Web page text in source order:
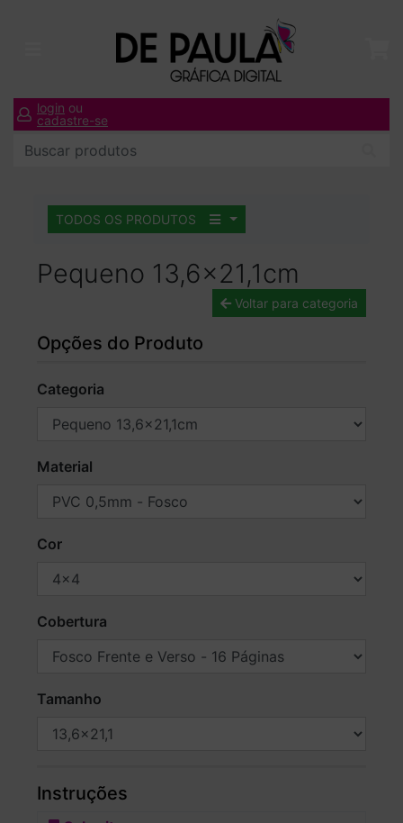
login ou
cadastre-se
TODOS OS PRODUTOS
Pequeno 13,6x21,1cm
Voltar para categoria
Opções do Produto
Categoria
Material
Cor
Cobertura
Tamanho
Instruções